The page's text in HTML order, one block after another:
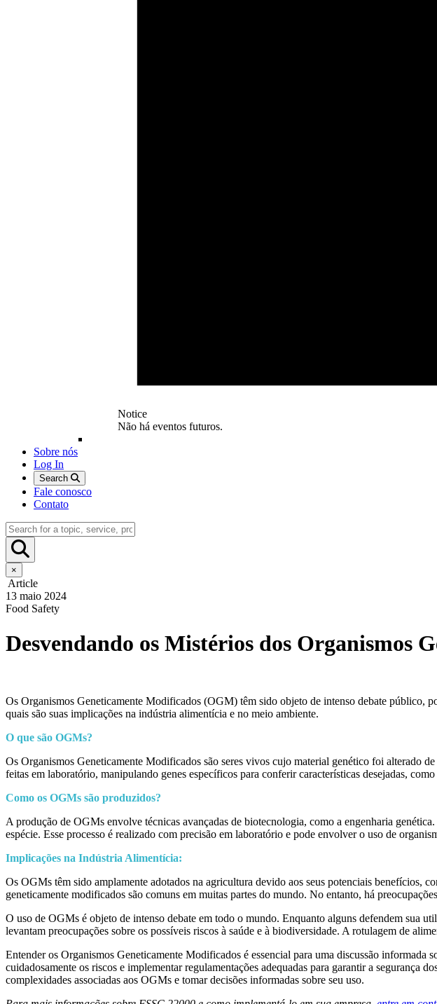
Notice
Não há eventos futuros.
Sobre nós
Log In
Search
Fale conosco
Contato
×
Article
13 maio 2024
Food Safety
Desvendando os Mistérios dos Organismos
Os Organismos Geneticamente Modificados (OGM) têm sido objeto de intenso debate público,
quais são suas implicações na indústria alimentícia e no meio ambiente.
O que são OGMs?
Os Organismos Geneticamente Modificados são seres vivos cujo material genético foi alterado
feitas em laboratório, manipulando genes específicos para conferir características desejadas,
Como os OGMs são produzidos?
A produção de OGMs envolve técnicas avançadas de biotecnologia, como a engenharia
espécie. Esse processo é realizado com precisão em laboratório e pode envolver o uso de
Implicações na Indústria Alimentícia:
Os OGMs têm sido amplamente adotados na agricultura devido aos seus potenciais benefícios,
geneticamente modificados são comuns em muitas partes do mundo. No entanto, há
O uso de OGMs é objeto de intenso debate em todo o mundo. Enquanto alguns defendem sua
levantam preocupações sobre os possíveis riscos à saúde e à biodiversidade. A rotulagem de
Entender os Organismos Geneticamente Modificados é essencial para uma discussão
cuidadosamente os riscos e implementar regulamentações adequadas para garantir a segurança
complexidades associadas aos OGMs e tomar decisões informadas sobre seu uso.